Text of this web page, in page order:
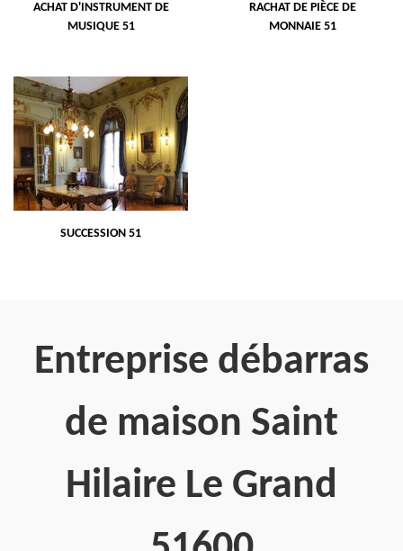
ACHAT D'INSTRUMENT DE
MUSIQUE 51
RACHAT DE PIÈCE DE
MONNAIE 51
SUCCESSION 51
Entreprise débarras
de maison Saint
Hilaire Le Grand